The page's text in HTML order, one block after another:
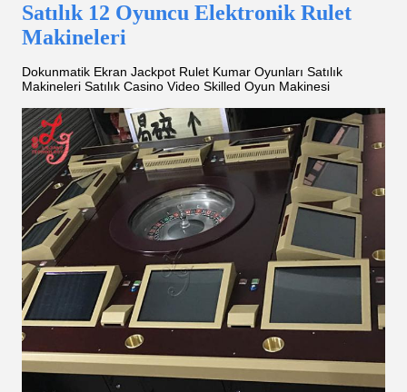
Satılık 12 Oyuncu Elektronik Rulet
Makineleri
Dokunmatik Ekran Jackpot Rulet Kumar Oyunları Satılık
Makineleri Satılık Casino Video Skilled Oyun Makinesi